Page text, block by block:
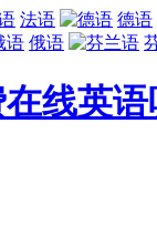
法语
德语
俄语
线英